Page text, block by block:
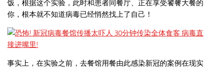
饭，根据这个实验，此时和患者同餐厅、正在享受饕餮大餐的
你，根本就不知道病毒已经悄然找上了自己！
事实上，在实验之前，去餐馆用餐由此感染新冠的案例在现实